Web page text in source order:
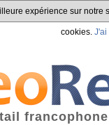
expérience sur
cookies. J'ai